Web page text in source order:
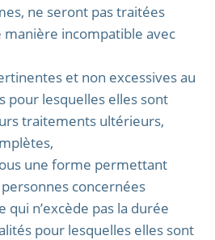
ne seront pas traitées
incompatible avec
et non excessives au
pour lesquelles elles sont
traitements ultérieurs,
une forme permettant
concernées
qui n’excède pas la durée
pour lesquelles elles sont